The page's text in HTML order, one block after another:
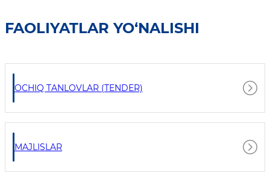
FAOLIYATLAR YO‘NALISHI
OCHIQ TANLOVLAR (TENDER)
MAJLISLAR